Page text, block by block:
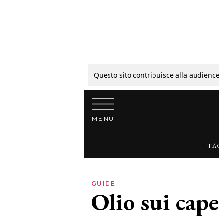
Questo sito contribuisce alla
Vai al contenuto
MENU
GUIDE
Olio sui